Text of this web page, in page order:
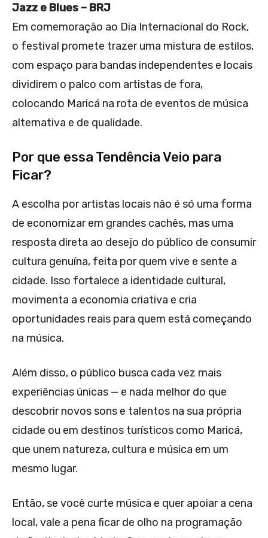
Jazz e Blues – BRJ
Em comemoração ao Dia Internacional do Rock,
o festival promete trazer uma mistura de estilos,
com espaço para bandas independentes e locais
dividirem o palco com artistas de fora,
colocando Maricá na rota de eventos de música
alternativa e de qualidade.
Por que essa Tendência Veio para
Ficar?
A escolha por artistas locais não é só uma forma
de economizar em grandes cachês, mas uma
resposta direta ao desejo do público de consumir
cultura genuína, feita por quem vive e sente a
cidade. Isso fortalece a identidade cultural,
movimenta a economia criativa e cria
oportunidades reais para quem está começando
na música.
Além disso, o público busca cada vez mais
experiências únicas — e nada melhor do que
descobrir novos sons e talentos na sua própria
cidade ou em destinos turísticos como Maricá,
que unem natureza, cultura e música em um
mesmo lugar.
Então, se você curte música e quer apoiar a cena
local, vale a pena ficar de olho na programação